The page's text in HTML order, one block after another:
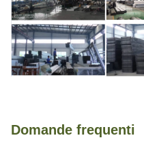
Domande frequenti